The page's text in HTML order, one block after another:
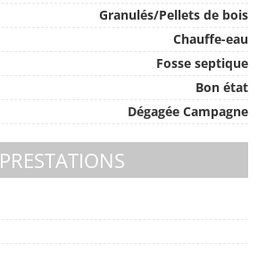
Granulés/Pellets de bois
Chauffe-eau
Fosse septique
Bon état
Dégagée Campagne
PRESTATIONS